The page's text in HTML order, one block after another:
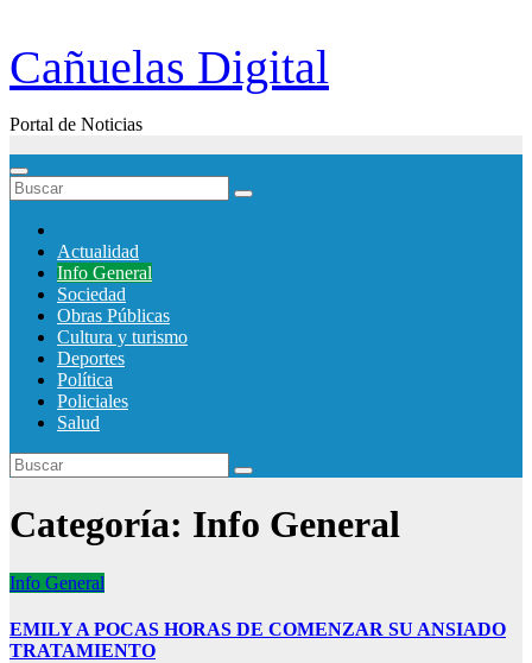
Cañuelas Digital
Portal de Noticias
Actualidad
Info General
Sociedad
Obras Públicas
Cultura y turismo
Deportes
Política
Policiales
Salud
Categoría: Info General
Info General
EMILY A POCAS HORAS DE COMENZAR SU ANSIADO
TRATAMIENTO